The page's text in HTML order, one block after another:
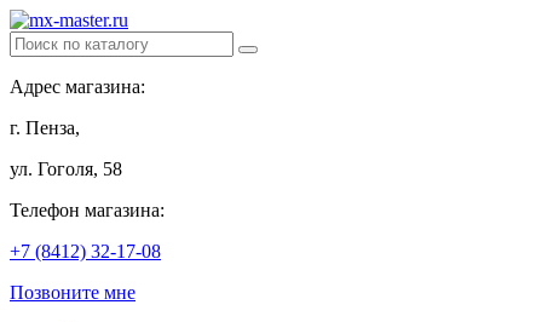
Адрес магазина:
г. Пенза,
ул. Гоголя, 58
Телефон магазина:
+7 (8412) 32-17-08
Позвоните мне